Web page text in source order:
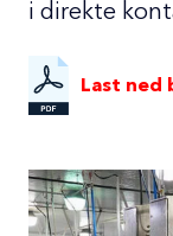
i direkte
Last ned